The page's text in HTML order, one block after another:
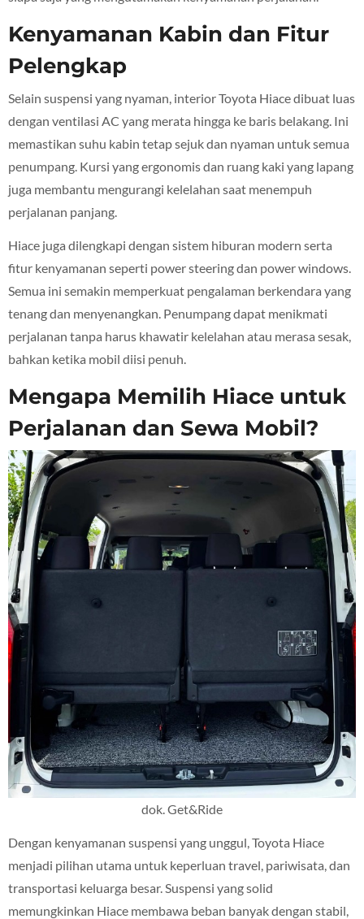
Kenyamanan Kabin dan Fitur
Pelengkap
Selain suspensi yang nyaman, interior Toyota Hiace dibuat luas
dengan ventilasi AC yang merata hingga ke baris belakang. Ini
memastikan suhu kabin tetap sejuk dan nyaman untuk semua
penumpang. Kursi yang ergonomis dan ruang kaki yang lapang
juga membantu mengurangi kelelahan saat menempuh
perjalanan panjang.
Hiace juga dilengkapi dengan sistem hiburan modern serta
fitur kenyamanan seperti power steering dan power windows.
Semua ini semakin memperkuat pengalaman berkendara yang
tenang dan menyenangkan. Penumpang dapat menikmati
perjalanan tanpa harus khawatir kelelahan atau merasa sesak,
bahkan ketika mobil diisi penuh.
Mengapa Memilih Hiace untuk
Perjalanan dan Sewa Mobil?
dok. Get&Ride
Dengan kenyamanan suspensi yang unggul, Toyota Hiace
menjadi pilihan utama untuk keperluan travel, pariwisata, dan
transportasi keluarga besar. Suspensi yang solid
memungkinkan Hiace membawa beban banyak dengan stabil,